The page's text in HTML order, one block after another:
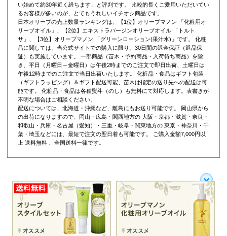
い始めて約30年近く経ちます」と評判です。 比較的長くご愛用いただいてい
るお客様が多いのが、とてもうれしいイチオシ商品です。
日本オリーブの売上数量ランキングは、【1位】オリーブマノン 「化粧用オ
リーブオイル 」、【2位】 エキストラバージンオリーブオイル 「トルト
サ」
、【3位】 オリーブマノン 「グリーンローション(果汁水)」 です。 化粧
品に関しては、当公式サイトでの購入に限り、 30日間の返金保証（返品保
証）
も実施しています。 一部商品（苗木・予約商品・入荷待ち商品）を除
き、平日（月曜日～金曜日）は午後2時までのご注文で即日出荷、土曜日は
午後12時までのご注文で当日出荷いたします。 化粧品・食品はギフト包装
（ギフトラッピング）＆ギフト配送可能、苗木は指定の送り先への配送は可
能です。 化粧品・食品は各種熨斗（のし）も無料にて対応します。表書きが
不明な場合はご相談ください。
配送については、北海道・沖縄など、離島にもお送り可能です。 岡山県から
の出荷になりますので、岡山・広島・関西地方の 大阪・京都・滋賀・奈良・
和歌山・兵庫・名古屋（愛知）・三重・岐阜・関東地方の 東京・神奈川・千
葉・埼玉などには、最短で注文の翌日着も可能です。 ご購入金額7,000円以
上 送料無料 、全国送料一律です。